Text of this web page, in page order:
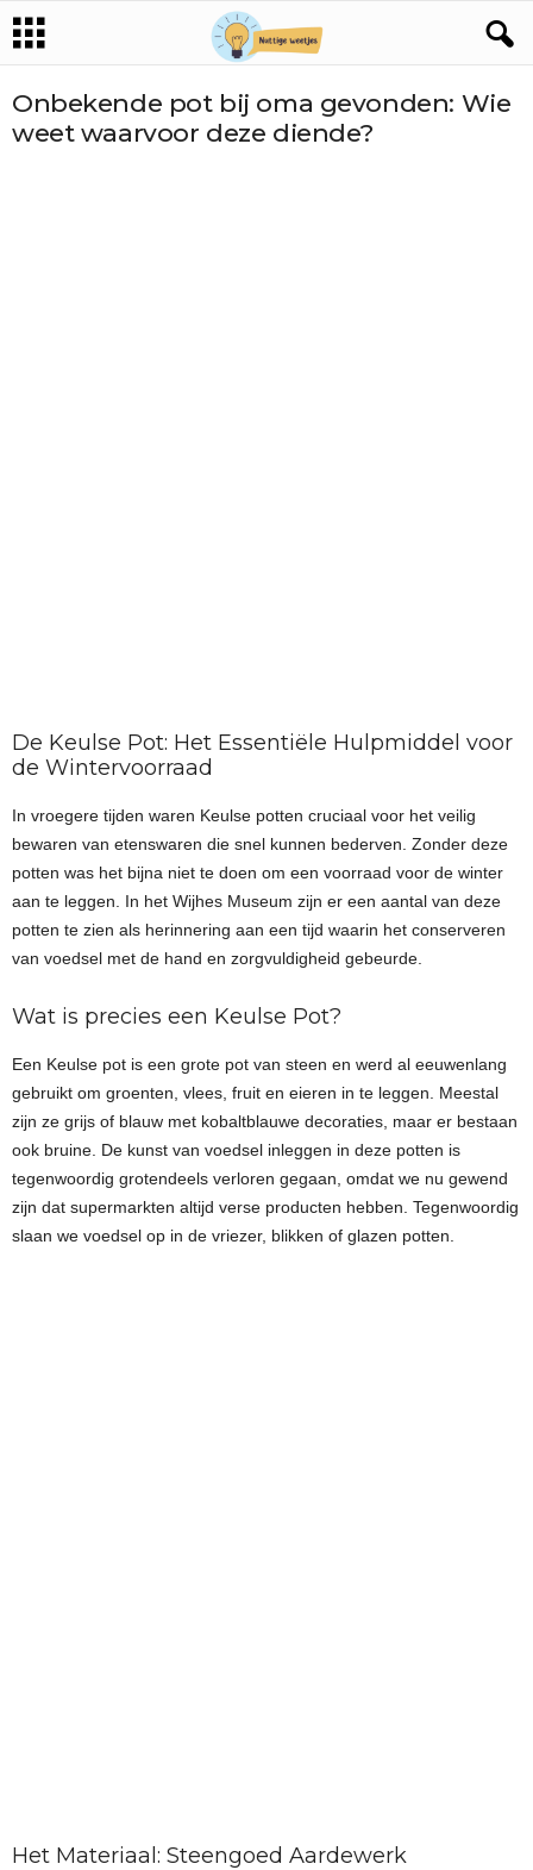
Onbekende pot bij oma gevonden: Wie
weet waarvoor deze diende?
De Keulse Pot: Het Essentiële Hulpmiddel voor
de Wintervoorraad
In vroegere tijden waren Keulse potten cruciaal voor het veilig
bewaren van etenswaren die snel kunnen bederven. Zonder deze
potten was het bijna niet te doen om een voorraad voor de winter
aan te leggen. In het Wijhes Museum zijn er een aantal van deze
potten te zien als herinnering aan een tijd waarin het conserveren
van voedsel met de hand en zorgvuldigheid gebeurde.
Wat is precies een Keulse Pot?
Een Keulse pot is een grote pot van steen en werd al eeuwenlang
gebruikt om groenten, vlees, fruit en eieren in te leggen. Meestal
zijn ze grijs of blauw met kobaltblauwe decoraties, maar er bestaan
ook bruine. De kunst van voedsel inleggen in deze potten is
tegenwoordig grotendeels verloren gegaan, omdat we nu gewend
zijn dat supermarkten altijd verse producten hebben. Tegenwoordig
slaan we voedsel op in de vriezer, blikken of glazen potten.
Het Materiaal: Steengoed Aardewerk